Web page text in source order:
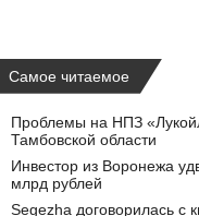
Самое читаемое
Проблемы на НПЗ
Тамбовской области
Инвестор из Воронежа
млрд рублей
Segezha договорилась с